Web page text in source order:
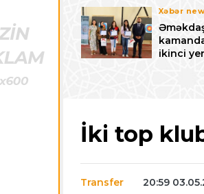
U-15
festivalı ilə
Xəbər
ikinci
İki top
Transfer 20:59